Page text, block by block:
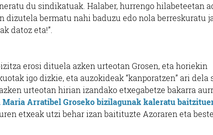
du sindikatuak. Halaber, hurrengo hilabeteetan
dizutela bermatu nahi baduzu edo nola berreskuratu
datoz eta!”.
erosi dituela azken urteotan Grosen, eta horiekin
igo dizkie, eta auzokideak “kanporatzen” ari dela
urteotan hirian izandako etxegabetze bakarra
Maria Arratibel Groseko bizilagunak kaleratu
etxeak utzi behar izan baitituzte Azoraren eta beste